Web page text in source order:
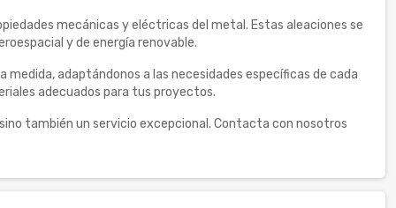
mecánicas y eléctricas del metal. Estas aleaciones se
y de energía renovable.
adaptándonos a las necesidades específicas de cada
adecuados para tus proyectos.
también un servicio excepcional. Contacta con nosotros